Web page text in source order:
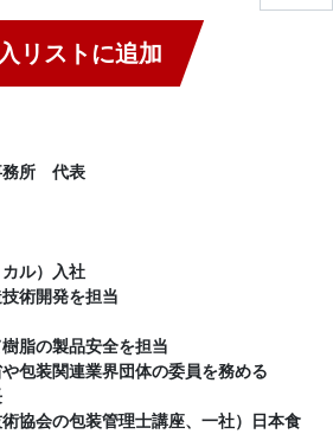
リストに追加
務所 代表
ル）入社
術開発を担当
脂の製品安全を担当
包装関連業界団体の委員を務める
協会の包装管理士講座、一社）日本食